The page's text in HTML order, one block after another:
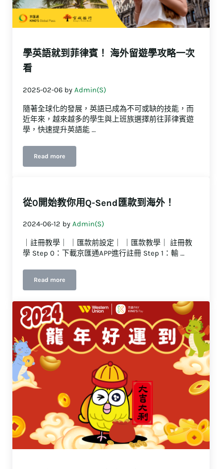
學英語就到菲律賓！ 海外留遊學攻略一次
看
2025-02-06 byAdmin(S)
隨著全球化的發展，英語已成為不可或缺的技能，而
近年來，越來越多的學生與上班族選擇前往菲律賓遊
學，快速提升英語能 …
Read more學英語就到菲律賓！ 海外留遊學攻略一次看
從0開始教你用Q-Send匯款到海外！
2024-06-12 byAdmin(S)
｜註冊教學｜ ｜匯款前設定｜ ｜匯款教學｜ 註冊教
學 Step 0：下載京匯通APP進行註冊 Step 1：輸 …
Read more從0開始教你用Q-Send匯款到海外！